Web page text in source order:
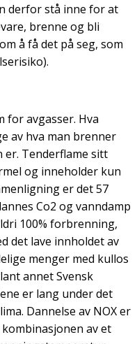
derfor stå inne for at
brenne og bli
å få det på seg, som
for avgasser. Hva
av hva man brenner
Tenderflame sitt
og inneholder kun
er det 57
Co2 og vanndamp
100% forbrenning,
det lave innholdet av
menger med kullos
annet Svensk
er lang under det
Dannelse av NOX er
av et